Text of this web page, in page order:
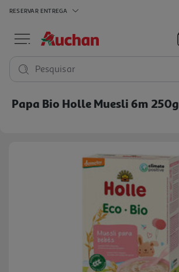
RESERVAR ENTREGA
Pesquisar
Papa Bio Holle Muesli 6m 250g